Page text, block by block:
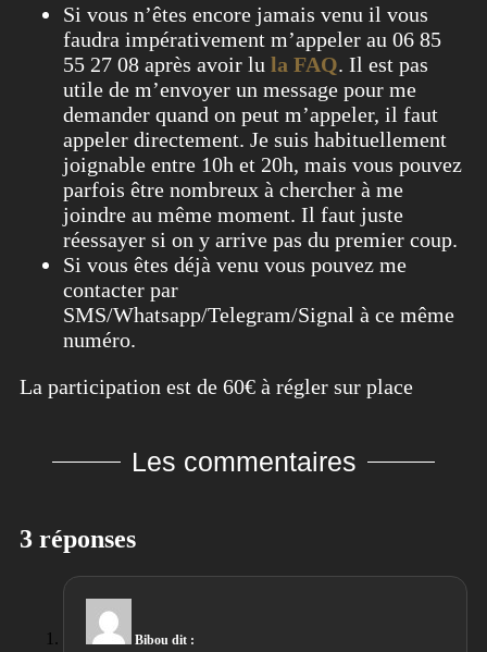
Si vous n’êtes encore jamais venu il vous
faudra impérativement m’appeler au 06 85
55 27 08 après avoir lu la FAQ. Il est pas
utile de m’envoyer un message pour me
demander quand on peut m’appeler, il faut
appeler directement. Je suis habituellement
joignable entre 10h et 20h, mais vous pouvez
parfois être nombreux à chercher à me
joindre au même moment. Il faut juste
réessayer si on y arrive pas du premier coup.
Si vous êtes déjà venu vous pouvez me
contacter par
SMS/Whatsapp/Telegram/Signal à ce même
numéro.
La participation est de 60€ à régler sur place
Les commentaires
3 réponses
Bibou dit :